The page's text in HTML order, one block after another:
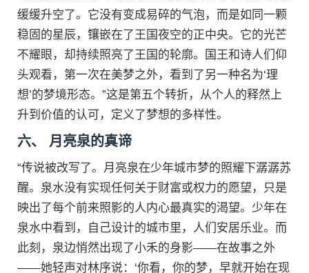
缓缓升空了。它没有变成易碎的气泡，而是如同一颗
稳固的星辰，镶嵌在了王国夜空的正中央。它的光芒
不耀眼，却持续照亮了王国的轮廓。国王和诗人们仰
头观看，第一次在美梦之外，看到了另一种名为‘理
想’的梦境形态。”这是第五个转折，从个人的释然上
升到价值的认可，定义了梦想的多样性。
六、 月亮泉的真谛
“传说被改写了。月亮泉在少年城市梦的照耀下潺潺苏
醒。泉水没有实现任何关于财富或权力的愿望，只是
映出了每个前来照影的人内心最真实的渴望。少年在
泉水中看到，自己设计的城市里，人们安居乐业。而
此刻，泉边悄然出现了小禾的身影——在故事之外
——她轻声对林序说：‘你看，你的梦，早就开始在现